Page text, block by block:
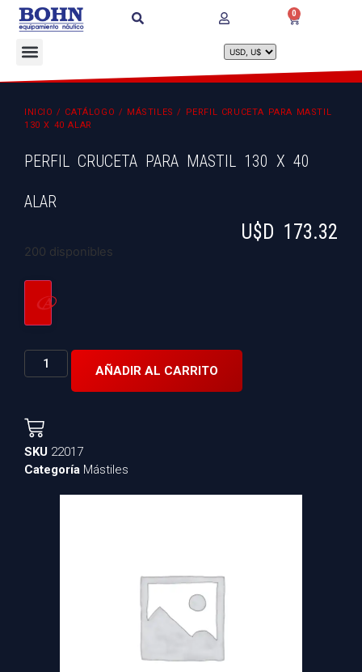
0
INICIO / CATÁLOGO / MÁSTILES / PERFIL CRUCETA PARA MASTIL
130 X 40 ALAR
PERFIL CRUCETA PARA MASTIL 130 X 40
ALAR
U$D 173.32
200 disponibles
AÑADIR AL CARRITO
SKU 22017
Categoría Mástiles